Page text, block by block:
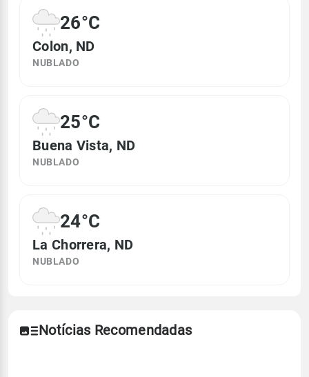
26°C
Colon, ND
NUBLADO
25°C
Buena Vista, ND
NUBLADO
24°C
La Chorrera, ND
NUBLADO
Notícias Recomendadas